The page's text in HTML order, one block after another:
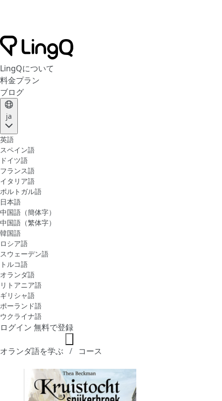
LingQについて
料金プラン
ブログ
ja
英語
スペイン語
ドイツ語
フランス語
イタリア語
ポルトガル語
日本語
中国語（簡体字）
中国語（繁体字）
韓国語
ロシア語
スウェーデン語
トルコ語
オランダ語
リトアニア語
ギリシャ語
ポーランド語
ウクライナ語
ログイン 無料で登録
オランダ語を学ぶ コース